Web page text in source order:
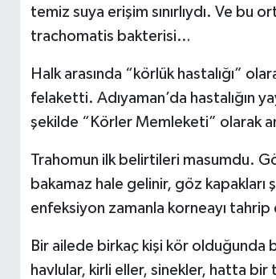
temiz suya erişim sınırlıydı. Ve bu
trachomatis bakterisi…
Halk arasında “körlük hastalığı”
felaketti. Adıyaman’da hastalığın
şekilde “Körler Memleketi” olarak
Trahomun ilk belirtileri masumdu.
bakamaz hale gelinir, göz
enfeksiyon zamanla korneayı tahrip
Bir ailede birkaç kişi kör olduğunda
havlular, kirli eller, sinekler, hatta